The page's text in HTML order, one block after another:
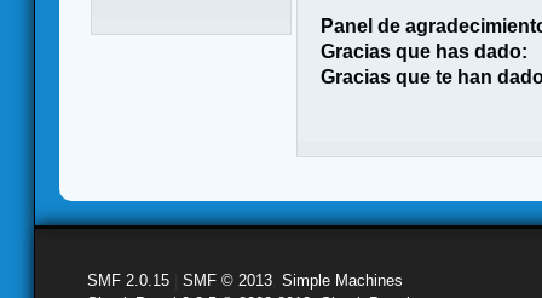
Panel de
Gracias que has dado:
Gracias que te han
SMF 2.0.15 SMF © 2013 Simple Machines